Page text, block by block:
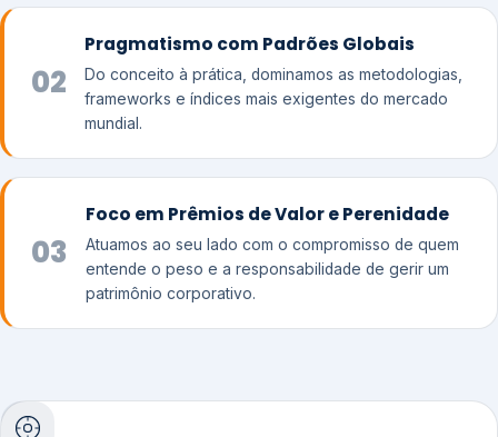
02
Pragmatismo com Padrões Globais
Do conceito à prática, dominamos as metodologias,
frameworks e índices mais exigentes do mercado
mundial.
03
Foco em Prêmios de Valor e Perenidade
Atuamos ao seu lado com o compromisso de quem
entende o peso e a responsabilidade de gerir um
patrimônio corporativo.